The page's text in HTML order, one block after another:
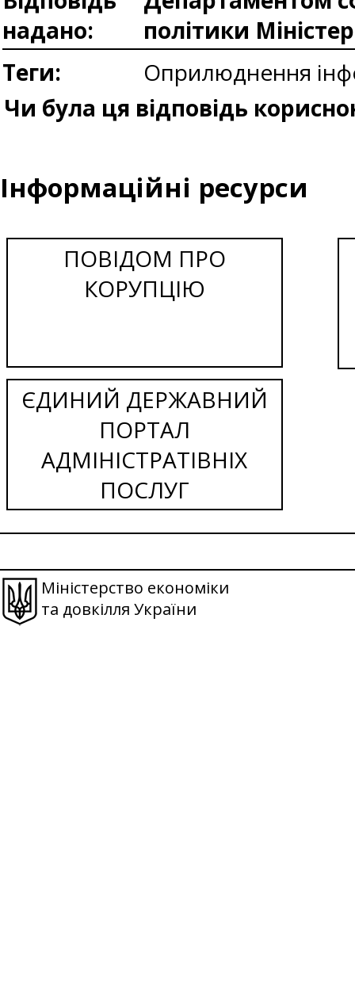
надано:
політики
Теги:
Оприлюднення
Чи була ця відповідь
Інформаційні ресурси
ПОВІДОМ ПРО
КОРУПЦІЮ
ЄДИНИЙ ДЕРЖАВНИЙ
ПОРТАЛ
АДМІНІСТРАТІВНІХ
ПОСЛУГ
Міністерство економіки
та довкілля України